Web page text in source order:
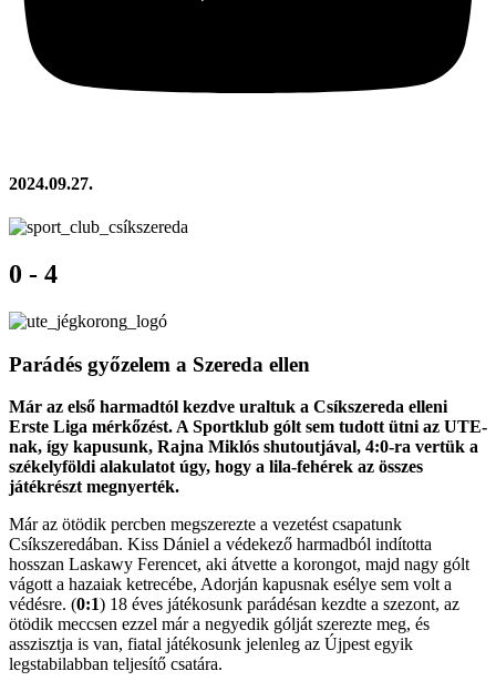
2024.09.27.
0 - 4
Parádés győzelem a Szereda ellen
Már az első harmadtól kezdve uraltuk a Csíkszereda elleni
Erste Liga mérkőzést. A Sportklub gólt sem tudott ütni az UTE-
nak, így kapusunk, Rajna Miklós shutoutjával, 4:0-ra vertük a
székelyföldi alakulatot úgy, hogy a lila-fehérek az összes
játékrészt megnyerték.
Már az ötödik percben megszerezte a vezetést csapatunk
Csíkszeredában. Kiss Dániel a védekező harmadból indította
hosszan Laskawy Ferencet, aki átvette a korongot, majd nagy gólt
vágott a hazaiak ketrecébe, Adorján kapusnak esélye sem volt a
védésre. (0:1) 18 éves játékosunk parádésan kezdte a szezont, az
ötödik meccsen ezzel már a negyedik gólját szerezte meg, és
asszisztja is van, fiatal játékosunk jelenleg az Újpest egyik
legstabilabban teljesítő csatára.